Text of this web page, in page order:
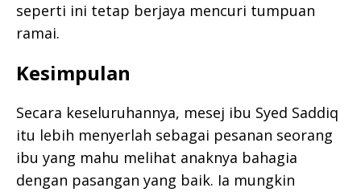
seperti ini tetap berjaya mencuri tumpuan
ramai.
Kesimpulan
Secara keseluruhannya, mesej ibu Syed Saddiq
itu lebih menyerlah sebagai pesanan seorang
ibu yang mahu melihat anaknya bahagia
dengan pasangan yang baik. Ia mungkin